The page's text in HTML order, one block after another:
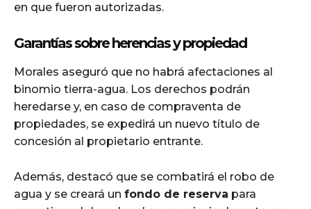
en que fueron autorizadas.
Garantías sobre herencias y propiedad
Morales aseguró que no habrá afectaciones al
binomio tierra-agua. Los derechos podrán
heredarse y, en caso de compraventa de
propiedades, se expedirá un nuevo título de
concesión al propietario entrante.
Además, destacó que se combatirá el robo de
agua y se creará un fondo de reserva para